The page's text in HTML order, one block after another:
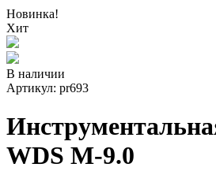
Новинка!
Хит
В наличии
Артикул: pr693
WDS M-9.0